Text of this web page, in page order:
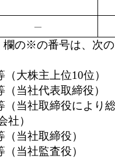
―
欄の※の番号は、次
大株主上位10位）
当社代表取締役）
当社取締役により
社）
当社取締役）
当社監査役）